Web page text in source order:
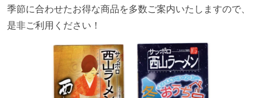
季節に合わせたお得な商品を多数ご案内いたしますので、
是非ご利用ください！